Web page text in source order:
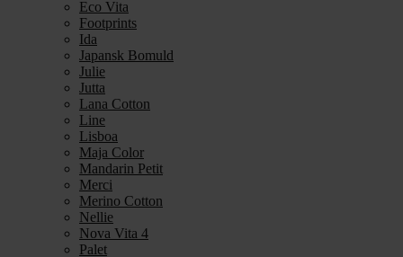
Eco Vita
Footprints
Ida
Japansk Bomuld
Julie
Jutta
Lana Cotton
Line
Lisboa
Maja Color
Mandarin Petit
Merci
Merino Cotton
Nellie
Nova Vita 4
Palet